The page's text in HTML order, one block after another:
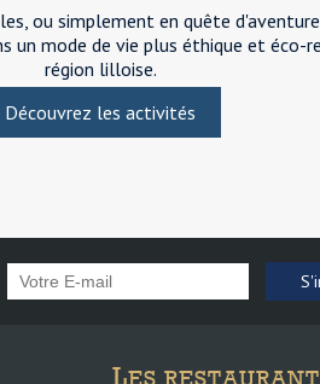
ou simplement en quête
un mode de vie plus éthique et
région lilloise.
Découvrez les activités
L